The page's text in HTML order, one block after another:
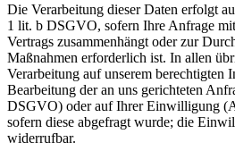
Die Verarbeitung dieser Daten erfolgt
1 lit. b DSGVO, sofern Ihre Anfrage
Vertrags zusammenhängt oder zur
Maßnahmen erforderlich ist. In allen
Verarbeitung auf unserem berechtigten
Bearbeitung der an uns gerichteten
DSGVO) oder auf Ihrer Einwilligung
sofern diese abgefragt wurde; die
widerrufbar.